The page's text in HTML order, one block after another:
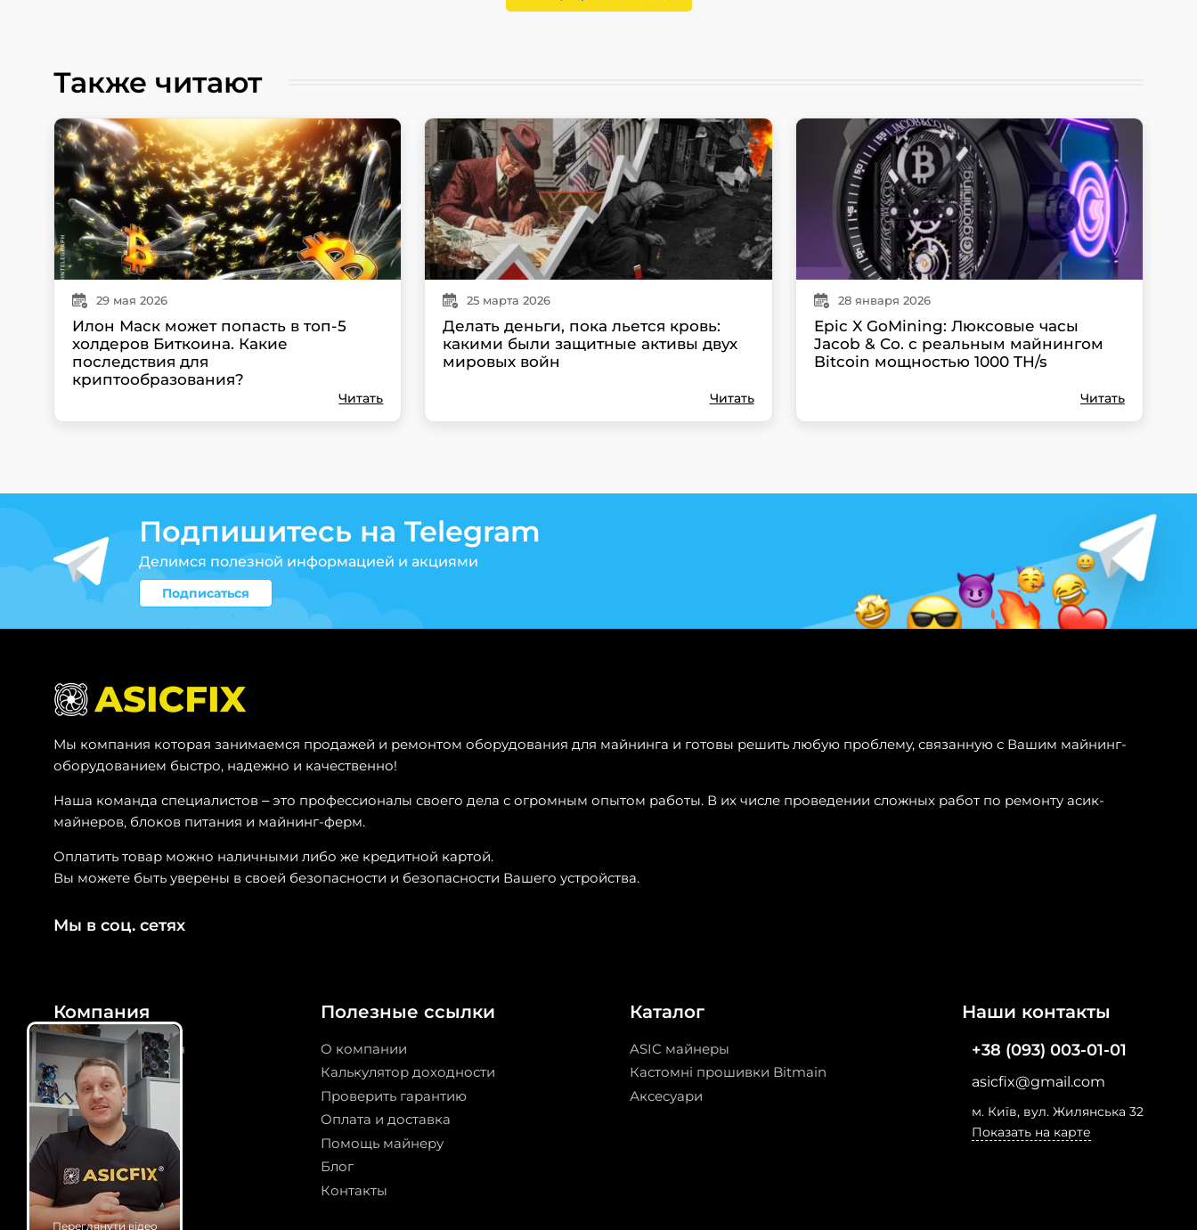
Также читают
29 мая 2026
Илон Маск может попасть в топ-5
холдеров Биткоина. Какие
последствия для
криптообразования?
Читать
25 марта 2026
Делать деньги, пока льется кровь:
какими были защитные активы двух
мировых войн
Читать
28 января 2026
Epic X GoMining: Люксовые часы
Jacob & Co. с реальным майнингом
Bitcoin мощностью 1000 TH/s
Читать
Подпишитесь на Telegram
Делимся полезной информацией и акциями
Подписаться
Мы компания которая занимаемся продажей и ремонтом оборудования для майнинга и готовы решить любую проблему, связанную с Вашим майнинг-
оборудованием быстро, надежно и качественно!
Наша команда специалистов – это профессионалы своего дела с огромным опытом работы. В их числе проведении сложных работ по ремонту асик-
майнеров, блоков питания и майнинг-ферм.
Оплатить товар можно наличными либо же кредитной картой.
Вы можете быть уверены в своей безопасности и безопасности Вашего устройства.
Мы в соц. сетях
Компания
Майнинг под ключ
Прошивка ASIC
Дата-центр
Криптокотел
Сервис
Excel Price List
Полезные ссылки
О компании
Калькулятор доходности
Проверить гарантию
Оплата и доставка
Помощь майнеру
Блог
Контакты
Каталог
ASIC майнеры
Кастомні прошивки Bitmain
Аксесуари
Наши контакты
+38 (093) 003-01-01
asicfix@gmail.com
м. Київ, вул. Жилянська 32
Показать на карте
Переглянути відео